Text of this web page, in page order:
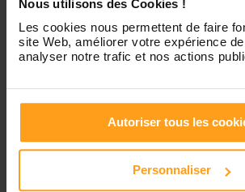
Nous utilisons des Cookies !
Les cookies nous permettent de faire
site Web, améliorer votre expérience
analyser notre trafic et nos actions
Autoriser tous les
Personnaliser
Mardi Disponible de
Mercredi Disponible
Jeudi Disponible
disponibilités de
Contactez-nous